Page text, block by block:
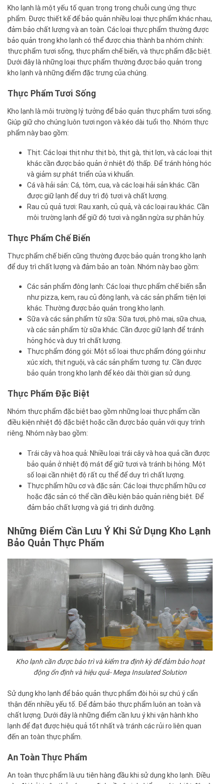
Kho lạnh là một yếu tố quan trọng trong chuỗi cung ứng thực
phẩm. Được thiết kế để bảo quản nhiều loại thực phẩm khác nhau,
đảm bảo chất lượng và an toàn. Các loại thực phẩm thường được
bảo quản trong kho lạnh có thể được chia thành ba nhóm chính:
thực phẩm tươi sống, thực phẩm chế biến, và thực phẩm đặc biệt.
Dưới đây là những loại thực phẩm thường được bảo quản trong
kho lạnh và những điểm đặc trưng của chúng.
Thực Phẩm Tươi Sống
Kho lạnh là môi trường lý tưởng để bảo quản thực phẩm tươi sống.
Giúp giữ cho chúng luôn tươi ngon và kéo dài tuổi thọ. Nhóm thực
phẩm này bao gồm:
Thịt: Các loại thịt như thịt bò, thịt gà, thịt lợn, và các loại thịt
khác cần được bảo quản ở nhiệt độ thấp. Để tránh hỏng hóc
và giảm sự phát triển của vi khuẩn.
Cá và hải sản: Cá, tôm, cua, và các loại hải sản khác. Cần
được giữ lạnh để duy trì độ tươi và chất lượng.
Rau củ quả tươi: Rau xanh, củ quả, và các loại rau khác. Cần
môi trường lạnh để giữ độ tươi và ngăn ngừa sự phân hủy.
Thực Phẩm Chế Biến
Thực phẩm chế biến cũng thường được bảo quản trong kho lạnh
để duy trì chất lượng và đảm bảo an toàn. Nhóm này bao gồm:
Các sản phẩm đông lạnh: Các loại thực phẩm chế biến sẵn
như pizza, kem, rau củ đông lạnh, và các sản phẩm tiện lợi
khác. Thường được bảo quản trong kho lạnh.
Sữa và các sản phẩm từ sữa: Sữa tươi, phô mai, sữa chua,
và các sản phẩm từ sữa khác. Cần được giữ lạnh để tránh
hỏng hóc và duy trì chất lượng.
Thực phẩm đóng gói: Một số loại thực phẩm đóng gói như
xúc xích, thịt nguội, và các sản phẩm tương tự. Cần được
bảo quản trong kho lạnh để kéo dài thời gian sử dụng.
Thực Phẩm Đặc Biệt
Nhóm thực phẩm đặc biệt bao gồm những loại thực phẩm cần
điều kiện nhiệt độ đặc biệt hoặc cần được bảo quản với quy trình
riêng. Nhóm này bao gồm:
Trái cây và hoa quả: Nhiều loại trái cây và hoa quả cần được
bảo quản ở nhiệt độ mát để giữ tươi và tránh bị hỏng. Một
số loại cần nhiệt độ rất cụ thể để duy trì chất lượng.
Thực phẩm hữu cơ và đặc sản: Các loại thực phẩm hữu cơ
hoặc đặc sản có thể cần điều kiện bảo quản riêng biệt. Để
đảm bảo chất lượng và giá trị dinh dưỡng.
Những Điểm Cần Lưu Ý Khi Sử Dụng Kho Lạnh
Bảo Quản Thực Phẩm
Kho lạnh cần được bảo trì và kiểm tra định kỳ để đảm bảo hoạt
động ổn định và hiệu quả- Mega Insulated Solution
Sử dụng kho lạnh để bảo quản thực phẩm đòi hỏi sự chú ý cẩn
thận đến nhiều yếu tố. Để đảm bảo thực phẩm luôn an toàn và
chất lượng. Dưới đây là những điểm cần lưu ý khi vận hành kho
lạnh để đạt được hiệu quả tốt nhất và tránh các rủi ro liên quan
đến an toàn thực phẩm.
An Toàn Thực Phẩm
An toàn thực phẩm là ưu tiên hàng đầu khi sử dụng kho lạnh. Điều